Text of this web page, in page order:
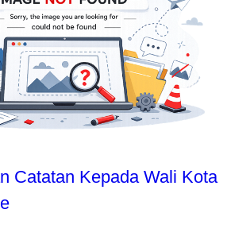
Catatan Kepada Wali Kota